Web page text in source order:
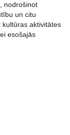
nodrošinot
un citu
aktivitātes
esošajās